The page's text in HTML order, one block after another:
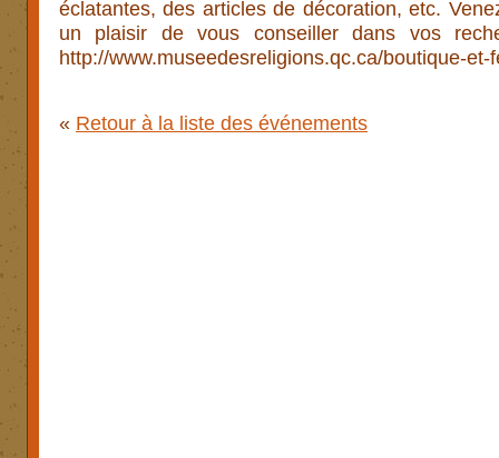
éclatantes, des articles de décoration, etc.
un plaisir de vous conseiller dans vos
http://www.museedesreligions.qc.ca/boutique-et-
« Retour à la liste des événements